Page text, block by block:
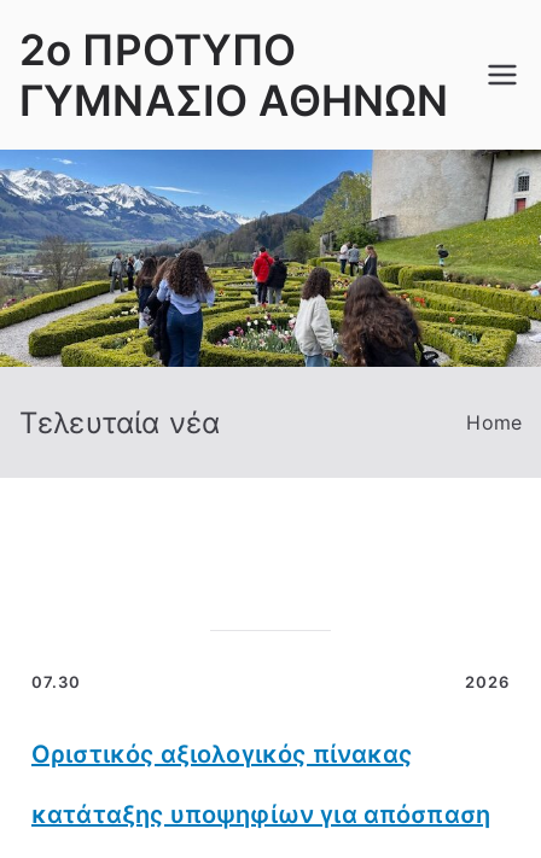
content
2ο ΠΡΟΤΥΠΟ
ΓΥΜΝΑΣΙΟ ΑΘΗΝΩΝ
Τελευταία νέα Home
07.30 2026
Οριστικός αξιολογικός πίνακας
κατάταξης υποψηφίων για απόσπαση